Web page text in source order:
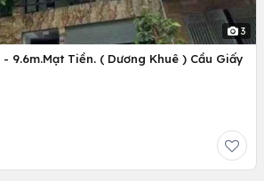
3
9.6m.Mạt Tiền. ( Dương Khuê ) Cầu Giấy